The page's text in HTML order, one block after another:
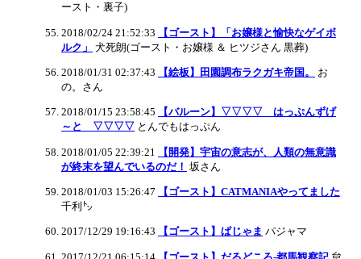
ースト・裏子)
2018/02/24 21:52:33
【ゴースト】「お嬢様と愉快なゲイボ
ルク」
犬死朗(ゴースト・お嬢様 ＆ ヒツジさん 黒葬)
2018/01/31 02:37:43 【絵板】田園調布ラクガキ帝国。
お
の。さん
2018/01/15 23:58:45
【バルーン】▽▽▽▽ はっぷんずげ
～と ▽▽▽▽ とんでもはっぷん
2018/01/05 22:39:21
【開発】宇宙の意志が、人類の無意識
が終末を望んでいるのだ！ 坂さん
2018/01/03 15:26:47
【ゴースト】CATMANIAやってました
千利㌧
2017/12/29 19:16:43 【ゴースト】ぱじゃま パジャマ